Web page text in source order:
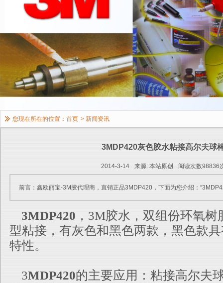
您现在所在的位置： 首页 > 新闻资讯
3MDP420灰色胶水粘接高尔夫球
2014-3-14 来源: 本站原创 阅读次数98836
前言：鑫欧丽宝-3M胶代理商，直销正品3MDP420，下面为您介绍：
3MDP420 ，3M胶水，双组份环氧
型粘接，有灰色和黑色两款，黑色款具
特性。
3MDP420的主要应用：粘接高尔夫